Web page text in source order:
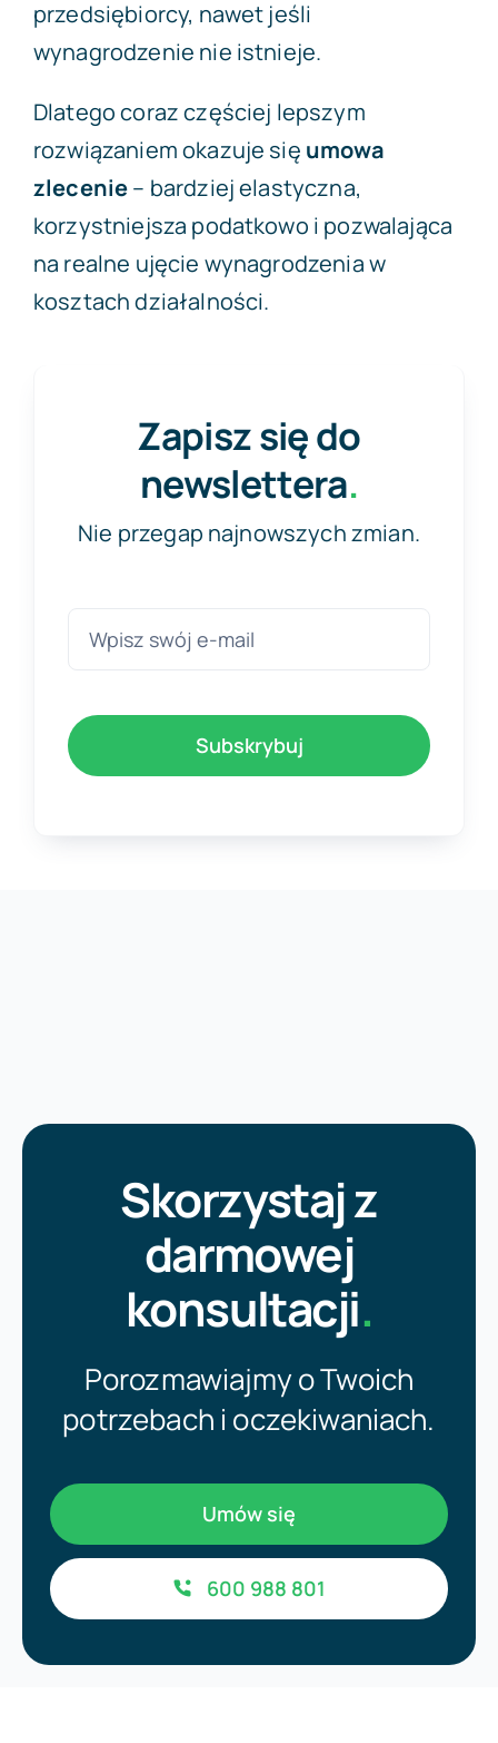
przedsiębiorcy, nawet jeśli
wynagrodzenie nie istnieje.
Dlatego coraz częściej lepszym
rozwiązaniem okazuje się umowa
zlecenie– bardziej elastyczna,
korzystniejsza podatkowo i pozwalająca
na realne ujęcie wynagrodzenia w
kosztach działalności.
Zapisz się do
newslettera.
Nie przegap najnowszych zmian.
Subskrybuj
Skorzystaj z
darmowej
konsultacji.
Porozmawiajmy o Twoich
potrzebach i oczekiwaniach.
Umów się
600 988 801